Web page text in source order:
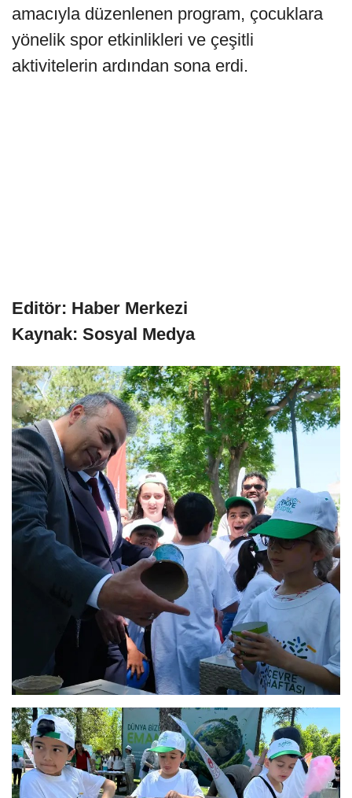
amacıyla düzenlenen program, çocuklara
yönelik spor etkinlikleri ve çeşitli
aktivitelerin ardından sona erdi.
Editör: Haber Merkezi
Kaynak: Sosyal Medya